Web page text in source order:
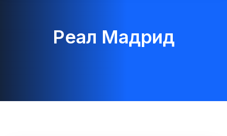
Реал Мадрид